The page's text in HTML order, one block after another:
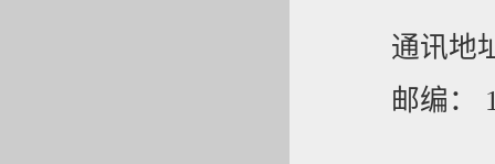
通讯地
邮编：